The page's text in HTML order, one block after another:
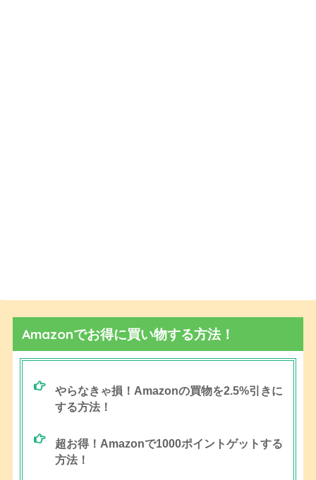
Amazonでお得に買い物する方法！
やらなきゃ損！Amazonの買物を2.5%引きに
する方法！
超お得！Amazonで1000ポイントゲットする
方法！